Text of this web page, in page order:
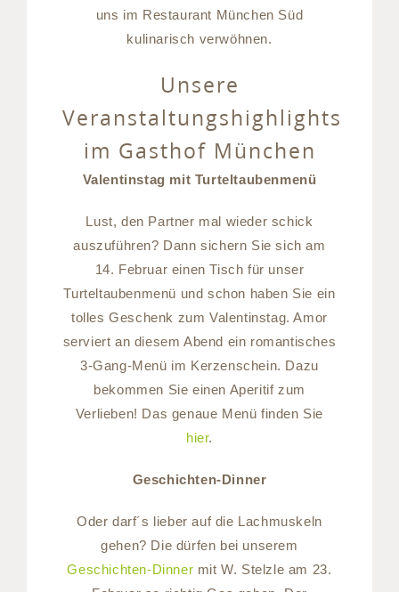
uns im Restaurant München Süd
kulinarisch verwöhnen.
Unsere
Veranstaltungshighlights
im Gasthof München
Valentinstag mit Turteltaubenmenü
Lust, den Partner mal wieder schick
auszuführen? Dann sichern Sie sich am
14. Februar einen Tisch für unser
Turteltaubenmenü und schon haben Sie ein
tolles Geschenk zum Valentinstag. Amor
serviert an diesem Abend ein romantisches
3-Gang-Menü im Kerzenschein. Dazu
bekommen Sie einen Aperitif zum
Verlieben! Das genaue Menü finden Sie
hier.
Geschichten-Dinner
Oder darf´s lieber auf die Lachmuskeln
gehen? Die dürfen bei unserem
Geschichten-Dinner mit W. Stelzle am 23.